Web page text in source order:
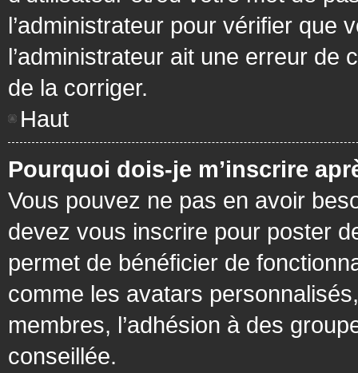
l’administrateur pour vérifier que
l’administrateur ait une erreur de
de la corriger.
Haut
Pourquoi dois-je m’inscrire
Vous pouvez ne pas en avoir
devez vous inscrire pour poster
permet de bénéficier de
comme les avatars
membres, l’adhésion à des
conseillée.